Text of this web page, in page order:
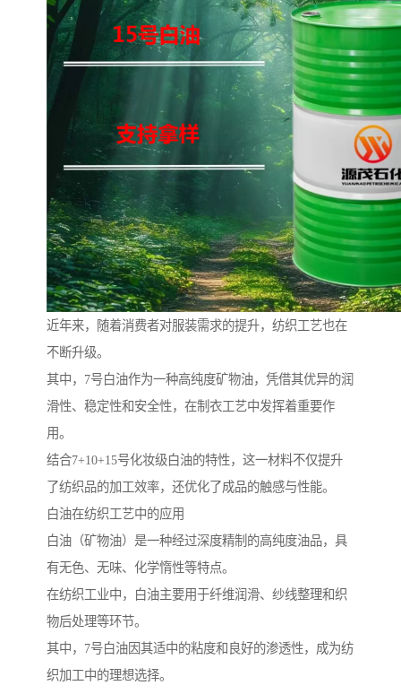
近年来，随着消费者对服装需求的提升，纺织工艺也在
不断升级。
其中，7号白油作为一种高纯度矿物油，凭借其优异的润
滑性、稳定性和安全性，在制衣工艺中发挥着重要作
用。
结合7+10+15号化妆级白油的特性，这一材料不仅提升
了纺织品的加工效率，还优化了成品的触感与性能。
白油在纺织工艺中的应用
白油（矿物油）是一种经过深度精制的高纯度油品，具
有无色、无味、化学惰性等特点。
在纺织工业中，白油主要用于纤维润滑、纱线整理和织
物后处理等环节。
其中，7号白油因其适中的粘度和良好的渗透性，成为纺
织加工中的理想选择。